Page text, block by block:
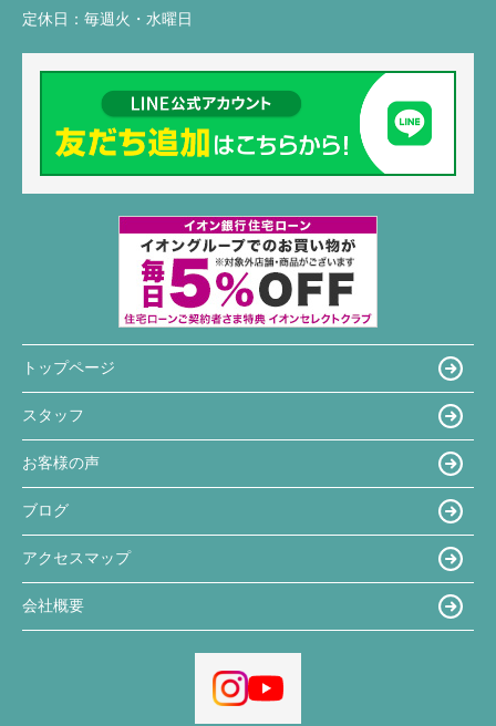
定休日： 毎週火・水曜日
トップページ
スタッフ
お客様の声
ブログ
アクセスマップ
会社概要